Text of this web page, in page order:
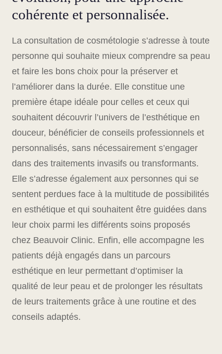
cohérente et personnalisée.
La consultation de cosmétologie s’adresse à toute
personne qui souhaite mieux comprendre sa peau
et faire les bons choix pour la préserver et
l’améliorer dans la durée. Elle constitue une
première étape idéale pour celles et ceux qui
souhaitent découvrir l’univers de l’esthétique en
douceur, bénéficier de conseils professionnels et
personnalisés, sans nécessairement s’engager
dans des traitements invasifs ou transformants.
Elle s’adresse également aux personnes qui se
sentent perdues face à la multitude de possibilités
en esthétique et qui souhaitent être guidées dans
leur choix parmi les différents soins proposés
chez Beauvoir Clinic. Enfin, elle accompagne les
patients déjà engagés dans un parcours
esthétique en leur permettant d’optimiser la
qualité de leur peau et de prolonger les résultats
de leurs traitements grâce à une routine et des
conseils adaptés.